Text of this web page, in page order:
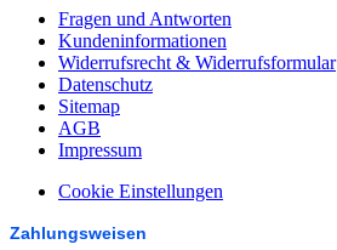
Fragen und Antworten
Kundeninformationen
Widerrufsrecht & Widerrufsformular
Datenschutz
Sitemap
AGB
Impressum
Cookie Einstellungen
Zahlungsweisen